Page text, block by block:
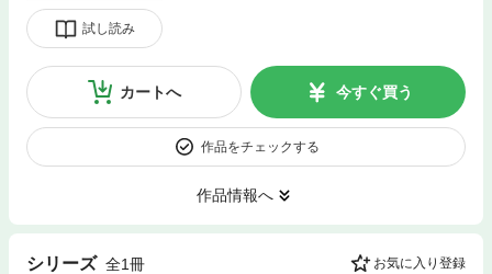
試し読み
カートへ 今すぐ買う
作品をチェックする
作品情報へ
シリーズ 全1冊 お気に入り登録